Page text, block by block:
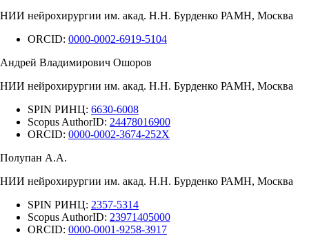
НИИ нейрохирургии им. акад. Н.Н. Бурденко РАМН, Москва
ORCID: 0000-0002-6919-5104
Андрей Владимирович Ошоров
НИИ нейрохирургии им. акад. Н.Н. Бурденко РАМН, Москва
SPIN РИНЦ: 6630-6008
Scopus AuthorID: 24478016900
ORCID: 0000-0002-3674-252X
Полупан А.А.
НИИ нейрохирургии им. акад. Н.Н. Бурденко РАМН, Москва
SPIN РИНЦ: 2357-5314
Scopus AuthorID: 23971405000
ORCID: 0000-0001-9258-3917